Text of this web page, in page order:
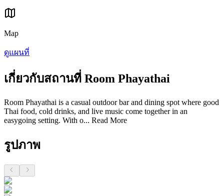
Map
ดูแผนที่
เกี่ยวกับสถานที่ Room Phayathai
Room Phayathai is a casual outdoor bar and dining spot where good
Thai food, cold drinks, and live music come together in an
easygoing setting. With o... Read More
รูปภาพ